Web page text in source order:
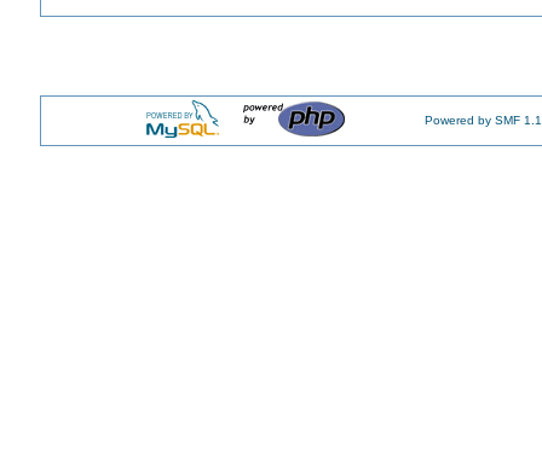
Powered by SMF